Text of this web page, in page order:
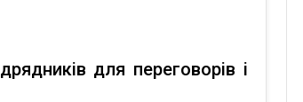
для переговорів і